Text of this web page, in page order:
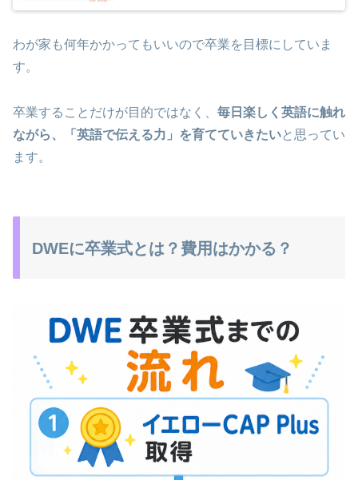
わが家も何年かかってもいいので卒業を目標にしていま
す。
卒業することだけが目的ではなく、 毎日楽しく英語に触れ
ながら、「英語で伝える力」を育てていきたいと思ってい
ます。
DWEに卒業式とは？費用はかかる？